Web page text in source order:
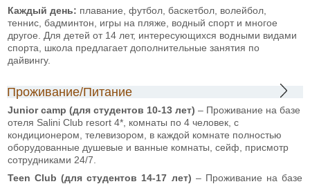
Каждый день: плавание, футбол, баскетбол, волейбол,
теннис, бадминтон, игры на пляже, водный спорт и многое
другое. Для детей от 14 лет, интересующихся водными видами
спорта, школа предлагает дополнительные занятия по
дайвингу.
Проживание/Питание
Junior camp (для студентов 10-13 лет) – Проживание на базе
отеля Salini Club resort 4*, комнаты по 4 человек, с
кондиционером, телевизором, в каждой комнате полностью
оборудованные душевые и ванные комнаты, сейф, присмотр
сотрудниками 24/7.
Teen Club (для студентов 14-17 лет) – Проживание на базе